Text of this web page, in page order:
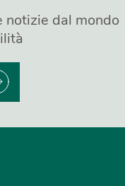
notizie dal mondo